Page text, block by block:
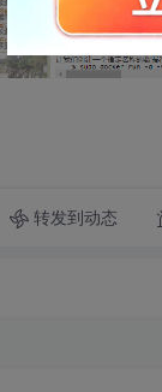
转发到动态